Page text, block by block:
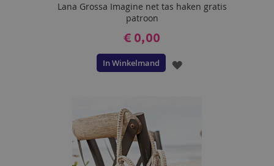
Lana Grossa Imagine net tas haken gratis
patroon
€ 0,00
In Winkelmand
VOEG
VERLANGLIJST